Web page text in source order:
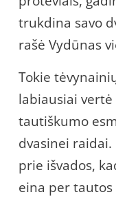
trukdina savo
rašė Vydūnas
Tokie
labiausiai
tautiškumo
dvasinei
prie išvados,
eina per